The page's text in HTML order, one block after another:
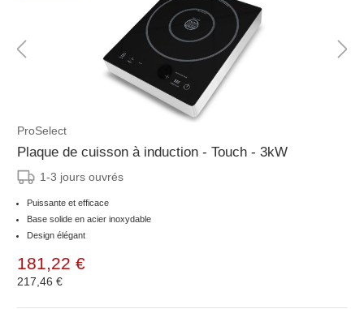
ProSelect
Plaque de cuisson à induction - Touch - 3kW
1-3 jours ouvrés
Puissante et efficace
Base solide en acier inoxydable
Design élégant
181,22 €
217,46 €